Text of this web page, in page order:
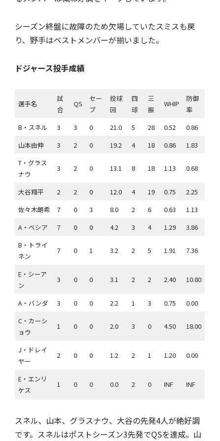
シーズン終盤に故障のため欠場していたスミスも戻
り、野手はベストメンバーが揃いました。
ドジャース投手成績
選手名
試
合
QS
セー
ブ
投球
回
四
球
三
振
WHIP
防御
率
B・スネル
3 3 0 21.0 5 28 0.52
0.86
山本由伸
3 2 0 19.2 4 18 0.86
1.83
T・グラス
ナウ
3 2 0 13.1 8 18 1.13 0.68
大谷翔平 2 2 0 12.0 4 19 0.75
2.25
佐々木朗希
7 0 3 8.0 2 6 0.63
1.13
A・ベシア
7 0 0 4.2 3 4 1.29
3.86
B・トライ
ネン
7 0 1 3.2 2 5 1.91 7.36
E・シーア
ン
3 0 0 3.1 2 2 2.40 10.80
A・バンダ 3 0 0 2.2 1 3 0.75
0.00
C・カーシ
ョウ
1 0 0 2.0 3 0 4.50 18.00
J・ドレイ
ヤー
2 0 0 1.2 2 1 1.20 0.00
E・エンリ
ケス
1 0 0 0.0 2 0 INF INF
スネル、山本、グラスナウ、大谷の先発4人が絶好調
です。スネルはポストシーズン3先発でQSを達成。山